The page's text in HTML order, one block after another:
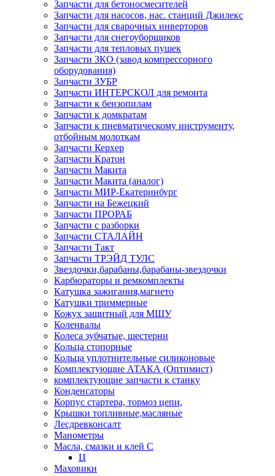
Запчасти для бетоносмесителей
Запчасти для насосов, нас. станций Джилекс
Запчасти для сварочных инверторов
Запчасти для снегоуборщиков
Запчасти для тепловых пушек
Запчасти ЗКО (завод компрессорного
оборудования)
Запчасти ЗУБР
Запчасти ИНТЕРСКОЛ для ремонта
Запчасти к бензопилам
Запчасти к домкратам
Запчасти к пневматическому инструменту,
отбойным молоткам
Запчасти Керхер
Запчасти Кратон
Запчасти Макита
Запчасти Макита (аналог)
Запчасти МИР-Екатеринбург
Запчасти на Бежецкий
Запчасти ПРОРАБ
Запчасти с разборки
Запчасти СТАЛАЙН
Запчасти Такт
Запчасти ТРЭЙД ТУЛС
Звездочки,барабаны,барабаны-звездочки
Карбюраторы и ремкомплекты
Катушка зажигания,магнето
Катушки триммерные
Кожух защитный для МШУ
Коленвалы
Колеса зубчатые, шестерни
Кольца стопорные
Кольца уплотнительные силиконовые
Комплектующие АТАКА (Оптимист)
комплектующие запчасти к станку
Конденсаторы
Корпус стартера, тормоз цепи,
Крышки топливные,масляные
Лесдревконсалт
Манометры
Масла, смазки и клей С
Ц
Маховики